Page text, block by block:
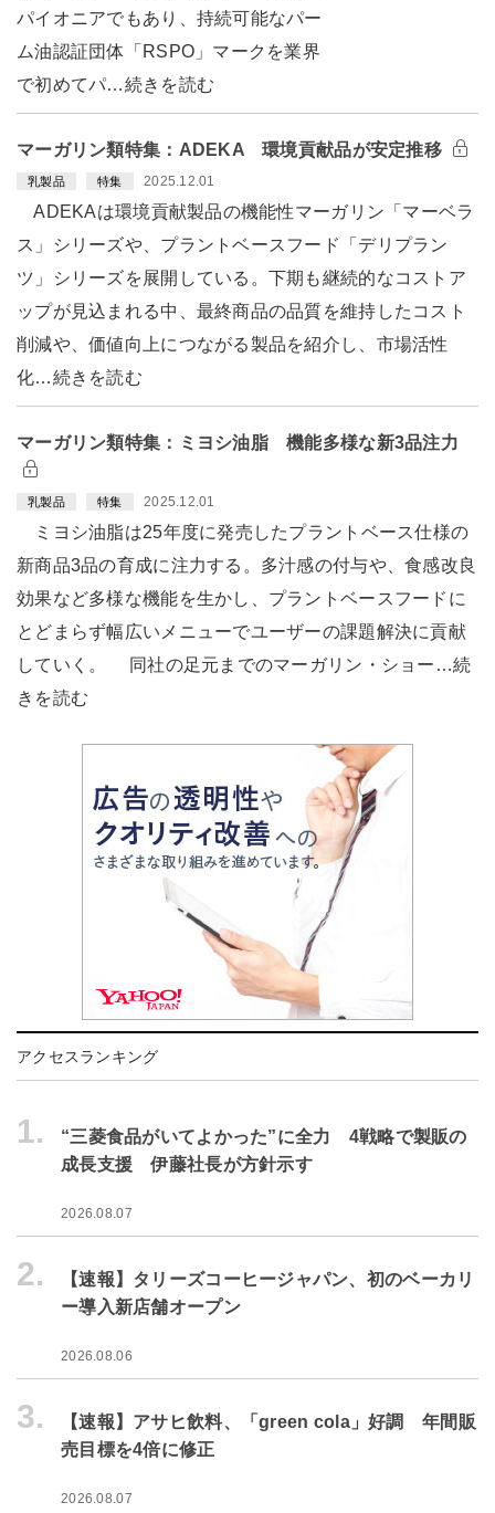
パイオニアでもあり、持続可能なパー
ム油認証団体「RSPO」マークを業界
で初めてパ…続きを読む
マーガリン類特集：ADEKA 環境貢献品が安定推移
乳製品 特集 2025.12.01
ADEKAは環境貢献製品の機能性マーガリン「マーベラ
ス」シリーズや、プラントベースフード「デリプラン
ツ」シリーズを展開している。下期も継続的なコストア
ップが見込まれる中、最終商品の品質を維持したコスト
削減や、価値向上につながる製品を紹介し、市場活性
化…続きを読む
マーガリン類特集：ミヨシ油脂 機能多様な新3品注力
乳製品 特集 2025.12.01
ミヨシ油脂は25年度に発売したプラントベース仕様の
新商品3品の育成に注力する。多汁感の付与や、食感改良
効果など多様な機能を生かし、プラントベースフードに
とどまらず幅広いメニューでユーザーの課題解決に貢献
していく。 同社の足元までのマーガリン・ショー…続
きを読む
アクセスランキング
1.
“三菱食品がいてよかった”に全力 4戦略で製販の
成長支援 伊藤社長が方針示す
2026.08.07
2.
【速報】タリーズコーヒージャパン、初のベーカリ
ー導入新店舗オープン
2026.08.06
3.
【速報】アサヒ飲料、「green cola」好調 年間販
売目標を4倍に修正
2026.08.07